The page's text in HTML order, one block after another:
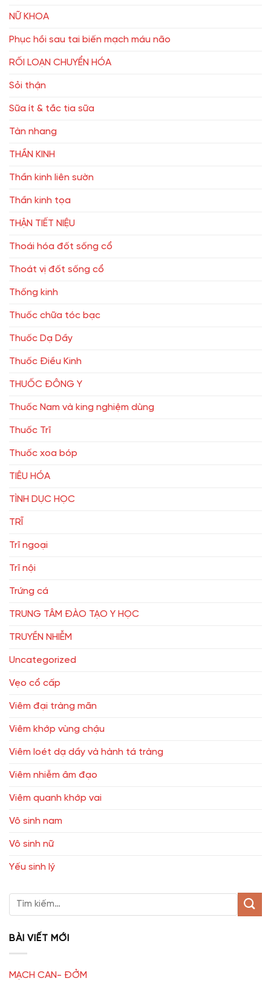
NỮ KHOA
Phục hồi sau tai biến mạch máu não
RỐI LOẠN CHUYỂN HÓA
Sỏi thận
Sữa ít & tắc tia sữa
Tàn nhang
THẦN KINH
Thần kinh liên sườn
Thần kinh tọa
THẬN TIẾT NIỆU
Thoái hóa đốt sống cổ
Thoát vị đốt sống cổ
Thống kinh
Thuốc chữa tóc bạc
Thuốc Dạ Dầy
Thuốc Điều Kinh
THUỐC ĐÔNG Y
Thuốc Nam và king nghiệm dùng
Thuốc Trĩ
Thuốc xoa bóp
TIÊU HÓA
TÌNH DỤC HỌC
TRĨ
Trĩ ngoại
Trĩ nội
Trứng cá
TRUNG TÂM ĐÀO TẠO Y HỌC
TRUYỀN NHIỄM
Uncategorized
Vẹo cổ cấp
Viêm đại tràng mãn
Viêm khớp vùng chậu
Viêm loét dạ dầy và hành tá tràng
Viêm nhiễm âm đạo
Viêm quanh khớp vai
Vô sinh nam
Vô sinh nữ
Yếu sinh lý
BÀI VIẾT MỚI
MẠCH CAN- ĐỞM